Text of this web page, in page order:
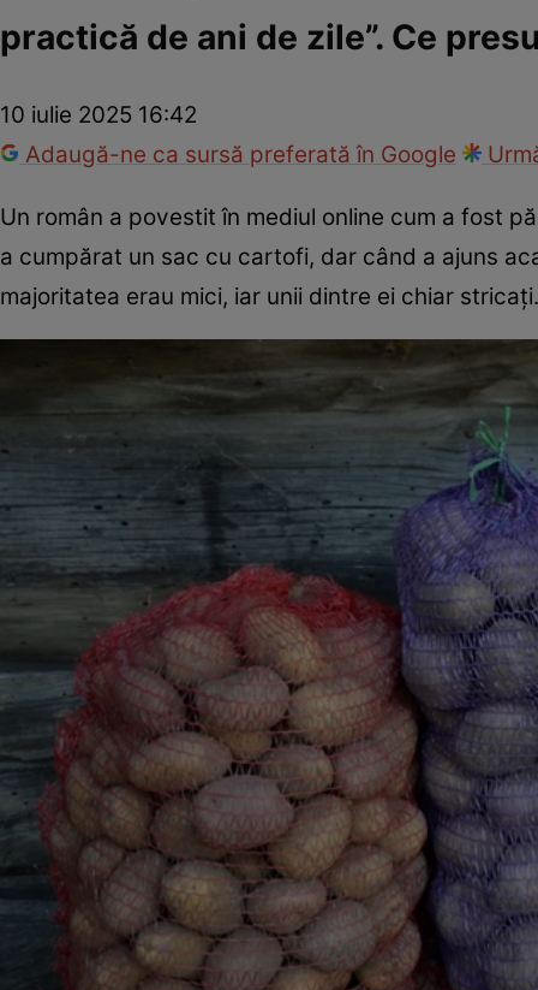
practică de ani de zile”. Ce
10 iulie 2025 16:42
Adaugă-ne ca sursă preferată în Google
Un român a povestit în mediul online cum a fost
a cumpărat un sac cu cartofi, dar când a ajuns
majoritatea erau mici, iar unii dintre ei chiar stricați.